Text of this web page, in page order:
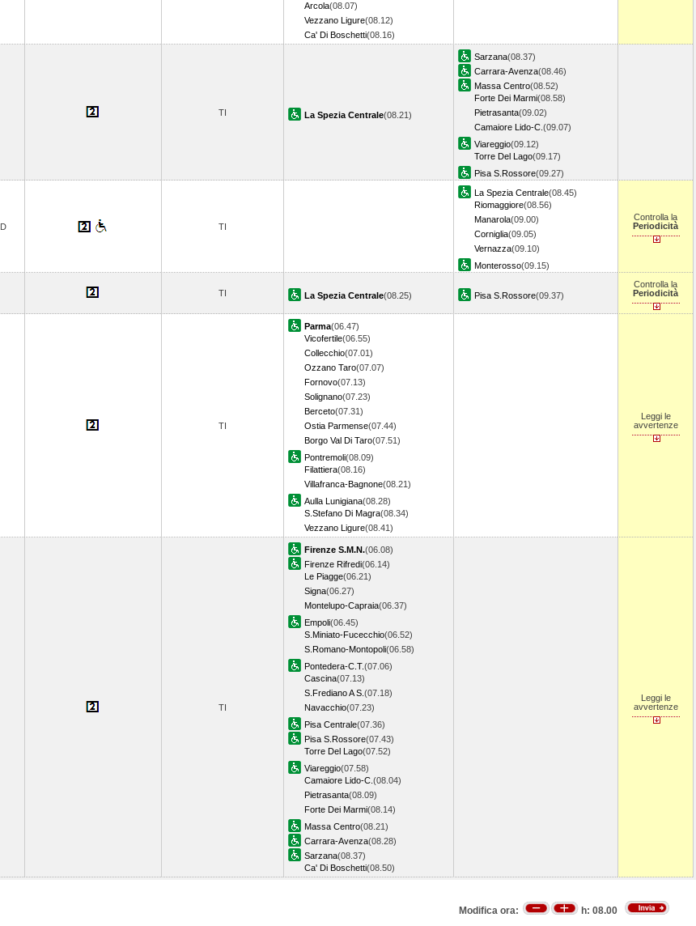
Arcola(08.07)
Vezzano Ligure(08.12)
Ca' Di Boschetti(08.16)
TI La Spezia Centrale(08.21)
Sarzana(08.37)
Carrara-Avenza(08.46)
Massa Centro(08.52)
Forte Dei Marmi(08.58)
Pietrasanta(09.02)
Camaiore Lido-C. (09.07)
Viareggio(09.12)
Torre Del Lago(09.17)
Pisa S.Rossore(09.27)
TI
La Spezia Centrale(08.45)
Riomaggiore(08.56)
Manarola(09.00)
Corniglia(09.05)
Vernazza(09.10)
Monterosso(09.15)
Controlla la
Periodicità
TI La Spezia Centrale(08.25) Pisa S.Rossore(09.37)
Controlla la
Periodicità
TI
Parma(06.47)
Vicofertile(06.55)
Collecchio(07.01)
Ozzano Taro(07.07)
Fornovo(07.13)
Solignano(07.23)
Berceto(07.31)
Ostia Parmense(07.44)
Borgo Val Di Taro(07.51)
Pontremoli(08.09)
Filattiera(08.16)
Villafranca-Bagnone(08.21)
Aulla Lunigiana(08.28)
S.Stefano Di Magra(08.34)
Vezzano Ligure(08.41)
Leggi le
avvertenze
TI
Firenze S.M.N.(06.08)
Firenze Rifredi(06.14)
Le Piagge(06.21)
Signa(06.27)
Montelupo-Capraia(06.37)
Empoli(06.45)
S.Miniato-Fucecchio(06.52)
S.Romano-Montopoli(06.58)
Pontedera-C.T.(07.06)
Cascina(07.13)
S.Frediano A S. (07.18)
Navacchio(07.23)
Pisa Centrale(07.36)
Pisa S.Rossore(07.43)
Torre Del Lago(07.52)
Viareggio(07.58)
Camaiore Lido-C. (08.04)
Pietrasanta(08.09)
Forte Dei Marmi(08.14)
Massa Centro(08.21)
Carrara-Avenza(08.28)
Sarzana(08.37)
Ca' Di Boschetti(08.50)
Leggi le
avvertenze
Modifica ora: h: 08.00